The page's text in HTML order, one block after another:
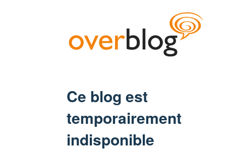
Ce blog est
temporairement
indisponible